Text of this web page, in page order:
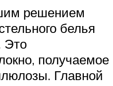
решением
белья
Это
получаемое
Главной